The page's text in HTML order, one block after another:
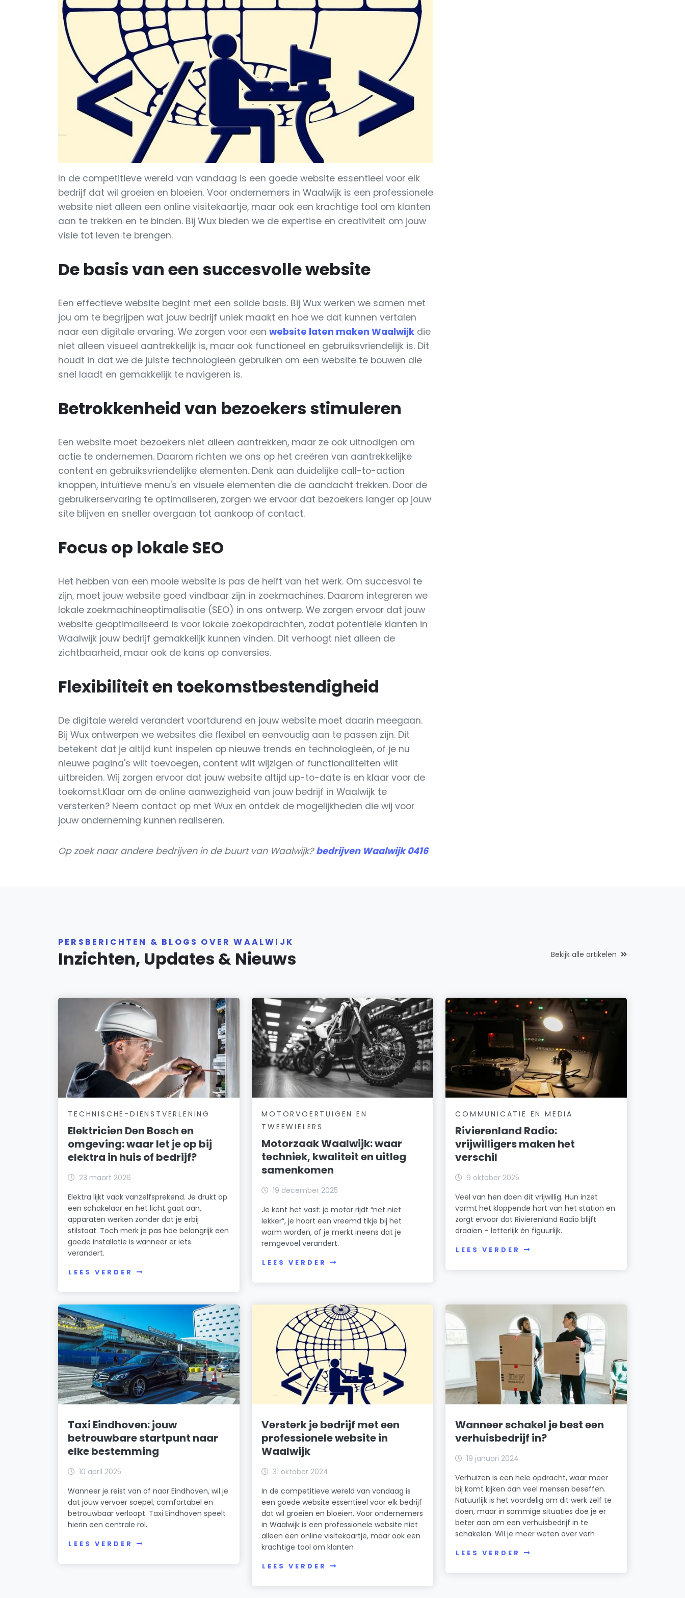
In de competitieve wereld van vandaag is een goede website essentieel voor elk
bedrijf dat wil groeien en bloeien. Voor ondernemers in Waalwijk is een professionele
website niet alleen een online visitekaartje, maar ook een krachtige tool om klanten
aan te trekken en te binden. Bij Wux bieden we de expertise en creativiteit om jouw
visie tot leven te brengen.
De basis van een succesvolle website
Een effectieve website begint met een solide basis. Bij Wux werken we samen met
jou om te begrijpen wat jouw bedrijf uniek maakt en hoe we dat kunnen vertalen
naar een digitale ervaring. We zorgen voor een website laten maken Waalwijk die
niet alleen visueel aantrekkelijk is, maar ook functioneel en gebruiksvriendelijk is. Dit
houdt in dat we de juiste technologieën gebruiken om een website te bouwen die
snel laadt en gemakkelijk te navigeren is.
Betrokkenheid van bezoekers stimuleren
Een website moet bezoekers niet alleen aantrekken, maar ze ook uitnodigen om
actie te ondernemen. Daarom richten we ons op het creëren van aantrekkelijke
content en gebruiksvriendelijke elementen. Denk aan duidelijke call-to-action
knoppen, intuïtieve menu's en visuele elementen die de aandacht trekken. Door de
gebruikerservaring te optimaliseren, zorgen we ervoor dat bezoekers langer op jouw
site blijven en sneller overgaan tot aankoop of contact.
Focus op lokale SEO
Het hebben van een mooie website is pas de helft van het werk. Om succesvol te
zijn, moet jouw website goed vindbaar zijn in zoekmachines. Daarom integreren we
lokale zoekmachineoptimalisatie (SEO) in ons ontwerp. We zorgen ervoor dat jouw
website geoptimaliseerd is voor lokale zoekopdrachten, zodat potentiële klanten in
Waalwijk jouw bedrijf gemakkelijk kunnen vinden. Dit verhoogt niet alleen de
zichtbaarheid, maar ook de kans op conversies.
Flexibiliteit en toekomstbestendigheid
De digitale wereld verandert voortdurend en jouw website moet daarin meegaan.
Bij Wux ontwerpen we websites die flexibel en eenvoudig aan te passen zijn. Dit
betekent dat je altijd kunt inspelen op nieuwe trends en technologieën, of je nu
nieuwe pagina's wilt toevoegen, content wilt wijzigen of functionaliteiten wilt
uitbreiden. Wij zorgen ervoor dat jouw website altijd up-to-date is en klaar voor de
toekomst.Klaar om de online aanwezigheid van jouw bedrijf in Waalwijk te
versterken? Neem contact op met Wux en ontdek de mogelijkheden die wij voor
jouw onderneming kunnen realiseren.
Op zoek naar andere bedrijven in de buurt van Waalwijk?bedrijven Waalwijk 0416
PERSBERICHTEN & BLOGS OVER WAALWIJK
Inzichten, Updates & Nieuws Bekijk alle artikelen
TECHNISCHE-DIENSTVERLENING
Elektricien Den Bosch en
omgeving: waar let je op bij
elektra in huis of bedrijf?
23 maart 2026
Elektra lijkt vaak vanzelfsprekend. Je drukt op
een schakelaar en het licht gaat aan,
apparaten werken zonder dat je erbij
stilstaat. Toch merk je pas hoe belangrijk een
goede installatie is wanneer er iets
verandert.
LEES VERDER
MOTORVOERTUIGEN EN
TWEEWIELERS
Motorzaak Waalwijk: waar
techniek, kwaliteit en uitleg
samenkomen
19 december 2025
Je kent het vast: je motor rijdt “net niet
lekker”, je hoort een vreemd tikje bij het
warm worden, of je merkt ineens dat je
remgevoel verandert.
LEES VERDER
COMMUNICATIE EN MEDIA
Rivierenland Radio:
vrijwilligers maken het
verschil
9 oktober 2025
Veel van hen doen dit vrijwillig. Hun inzet
vormt het kloppende hart van het station en
zorgt ervoor dat Rivierenland Radio blijft
draaien – letterlijk én figuurlijk.
LEES VERDER
Taxi Eindhoven: jouw
betrouwbare startpunt naar
elke bestemming
10 april 2025
Wanneer je reist van of naar Eindhoven, wil je
dat jouw vervoer soepel, comfortabel en
betrouwbaar verloopt. Taxi Eindhoven speelt
hierin een centrale rol.
LEES VERDER
Versterk je bedrijf met een
professionele website in
Waalwijk
31 oktober 2024
In de competitieve wereld van vandaag is
een goede website essentieel voor elk bedrijf
dat wil groeien en bloeien. Voor ondernemers
in Waalwijk is een professionele website niet
alleen een online visitekaartje, maar ook een
krachtige tool om klanten
LEES VERDER
Wanneer schakel je best een
verhuisbedrijf in?
19 januari 2024
Verhuizen is een hele opdracht, waar meer
bij komt kijken dan veel mensen beseffen.
Natuurlijk is het voordelig om dit werk zelf te
doen, maar in sommige situaties doe je er
beter aan om een verhuisbedrijf in te
schakelen. Wil je meer weten over verh
LEES VERDER